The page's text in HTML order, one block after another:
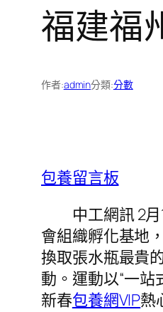
福建福
作者:admin分類:分數
包養留言板
中工網訊 2
會組織孵化基地
換取張水瓶最貴
動。運動以“一站
新春包養網VIP熱